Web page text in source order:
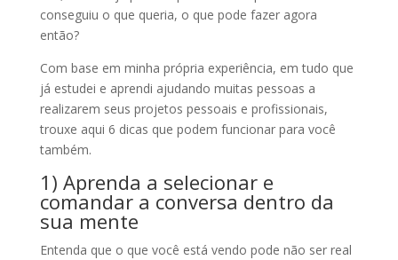
conseguiu o que queria, o que pode fazer agora
então?
Com base em minha própria experiência, em tudo que
já estudei e aprendi ajudando muitas pessoas a
realizarem seus projetos pessoais e profissionais,
trouxe aqui 6 dicas que podem funcionar para você
também.
1) Aprenda a selecionar e
comandar a conversa dentro da
sua mente
Entenda que o que você está vendo pode não ser real